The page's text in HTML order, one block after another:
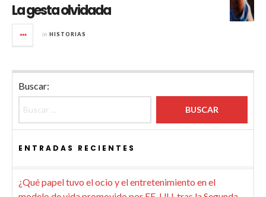
La gesta olvidada
in HISTORIAS
Buscar:
ENTRADAS RECIENTES
¿Qué papel tuvo el ocio y el entretenimiento en el